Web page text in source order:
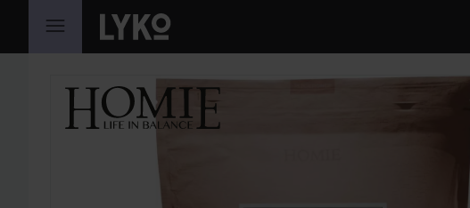
HOPPA TILL INNEHÅLLET
HOPPA ÖVER SEKTIONEN